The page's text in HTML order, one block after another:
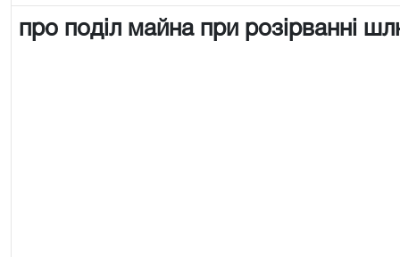
про поділ майна при розірванні